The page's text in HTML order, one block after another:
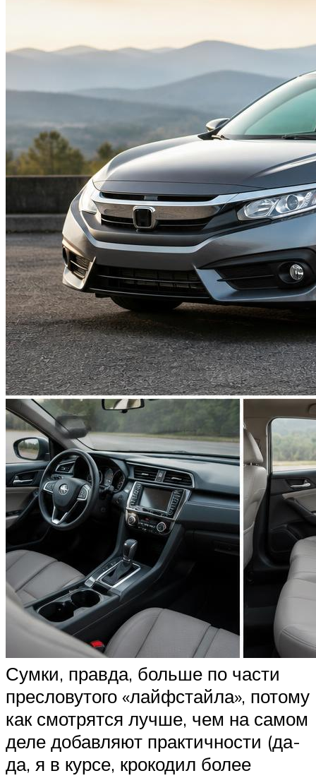
Сумки, правда, больше по части
пресловутого «лайфстайла», потому
как смотрятся лучше, чем на самом
деле добавляют практичности (да-
да, я в курсе, крокодил более